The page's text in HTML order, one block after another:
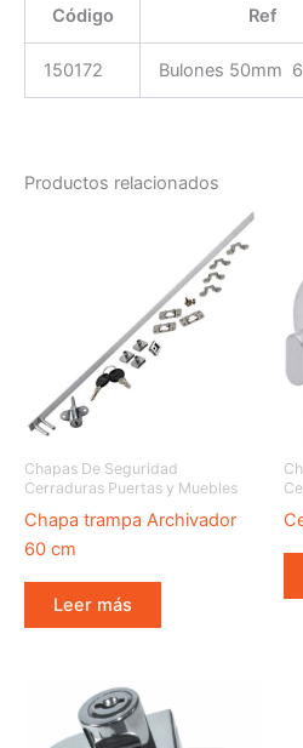
Código Ref
150172 Bulones 50mm
Productos relacionados
Chapas De Seguridad
Cerraduras Puertas y Muebles
Chapa trampa Archivador
60 cm
Leer más